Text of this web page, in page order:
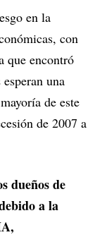
en la
con
que encontró
una
de este
de 2007 a
dueños de
a la